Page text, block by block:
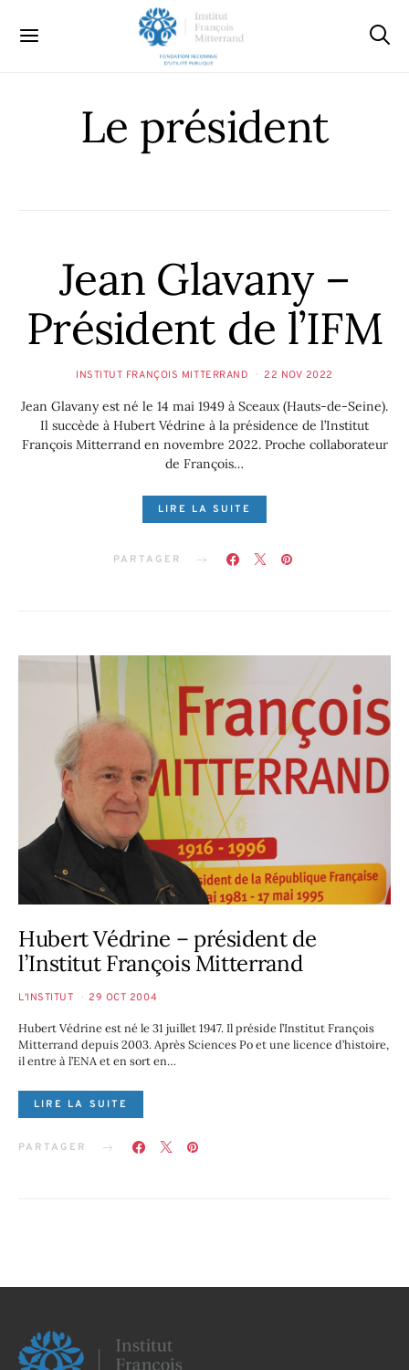
Le président
Jean Glavany –
Président de l’IFM
INSTITUT FRANÇOIS MITTERRAND 22 NOV 2022
Jean Glavany est né le 14 mai 1949 à Sceaux (Hauts-de-Seine).
Il succède à Hubert Védrine à la présidence de l’Institut
François Mitterrand en novembre 2022. Proche collaborateur
de François…
LIRE LA SUITE
PARTAGER
Hubert Védrine – président de
l’Institut François Mitterrand
L'INSTITUT 29 OCT 2004
Hubert Védrine est né le 31 juillet 1947. Il préside l’Institut François
Mitterrand depuis 2003. Après Sciences Po et une licence d’histoire,
il entre à l’ENA et en sort en…
LIRE LA SUITE
PARTAGER